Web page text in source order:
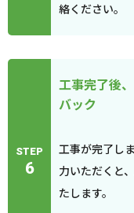
絡ください。
STEP
6
工事完了後
バック
工事が完了し
力いただくと
たします。